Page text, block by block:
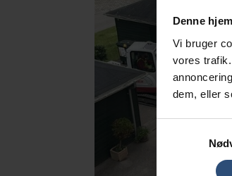
Denne
Vi bruger
vores
dem, eller